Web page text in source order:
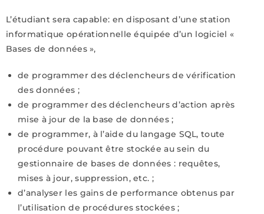
L’étudiant sera capable: en disposant d’une station
informatique opérationnelle équipée d’un logiciel «
Bases de données »,
de programmer des déclencheurs de vérification
des données ;
de programmer des déclencheurs d’action après
mise à jour de la base de données ;
de programmer, à l’aide du langage SQL, toute
procédure pouvant être stockée au sein du
gestionnaire de bases de données : requêtes,
mises à jour, suppression, etc. ;
d’analyser les gains de performance obtenus par
l’utilisation de procédures stockées ;